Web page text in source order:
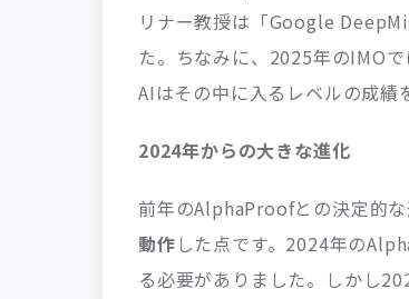
リナー教授は「Google
た。ちなみに、2025年のIMO
AIはその中に入るレベルの成績
2024年からの大きな進化
前年のAlphaProofとの決定的
動作 した点です。2024年の
る必要がありました。しかし